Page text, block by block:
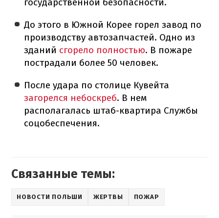
До этого в Южной Корее горел завод по
производству автозапчастей. Одно из
зданий сгорело полностью. В пожаре
пострадали более 50 человек.
После удара по столице Кувейта
загорелся небоскреб. В нем
располагалась штаб-квартира Службы
соцобеспечения.
Связанные темы:
НОВОСТИ ПОЛЬШИ ЖЕРТВЫ ПОЖАР